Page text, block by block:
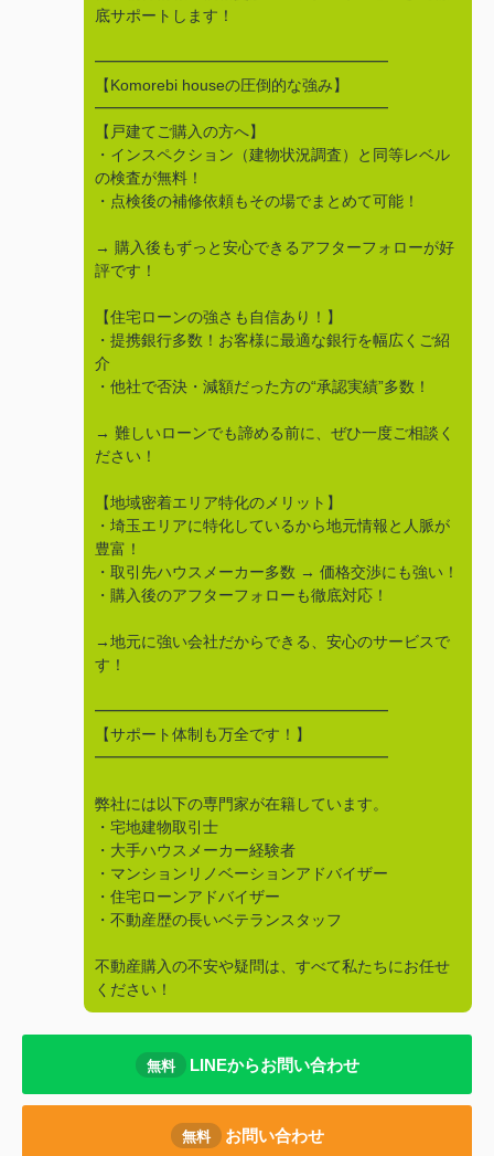
底サポートします！
━━━━━━━━━━━━━━━━━━━
【Komorebi houseの圧倒的な強み】
━━━━━━━━━━━━━━━━━━━
【戸建てご購入の方へ】
・インスペクション（建物状況調査）と同等レベル
の検査が無料！
・点検後の補修依頼もその場でまとめて可能！
→ 購入後もずっと安心できるアフターフォローが好
評です！
【住宅ローンの強さも自信あり！】
・提携銀行多数！お客様に最適な銀行を幅広くご紹
介
・他社で否決・減額だった方の“承認実績”多数！
→ 難しいローンでも諦める前に、ぜひ一度ご相談く
ださい！
【地域密着エリア特化のメリット】
・埼玉エリアに特化しているから地元情報と人脈が
豊富！
・取引先ハウスメーカー多数 → 価格交渉にも強い！
・購入後のアフターフォローも徹底対応！
→地元に強い会社だからできる、安心のサービスで
す！
━━━━━━━━━━━━━━━━━━━
【サポート体制も万全です！】
━━━━━━━━━━━━━━━━━━━
弊社には以下の専門家が在籍しています。
・宅地建物取引士
・大手ハウスメーカー経験者
・マンションリノベーションアドバイザー
・住宅ローンアドバイザー
・不動産歴の長いベテランスタッフ
不動産購入の不安や疑問は、すべて私たちにお任せ
ください！
無料 LINEからお問い合わせ
無料 お問い合わせ